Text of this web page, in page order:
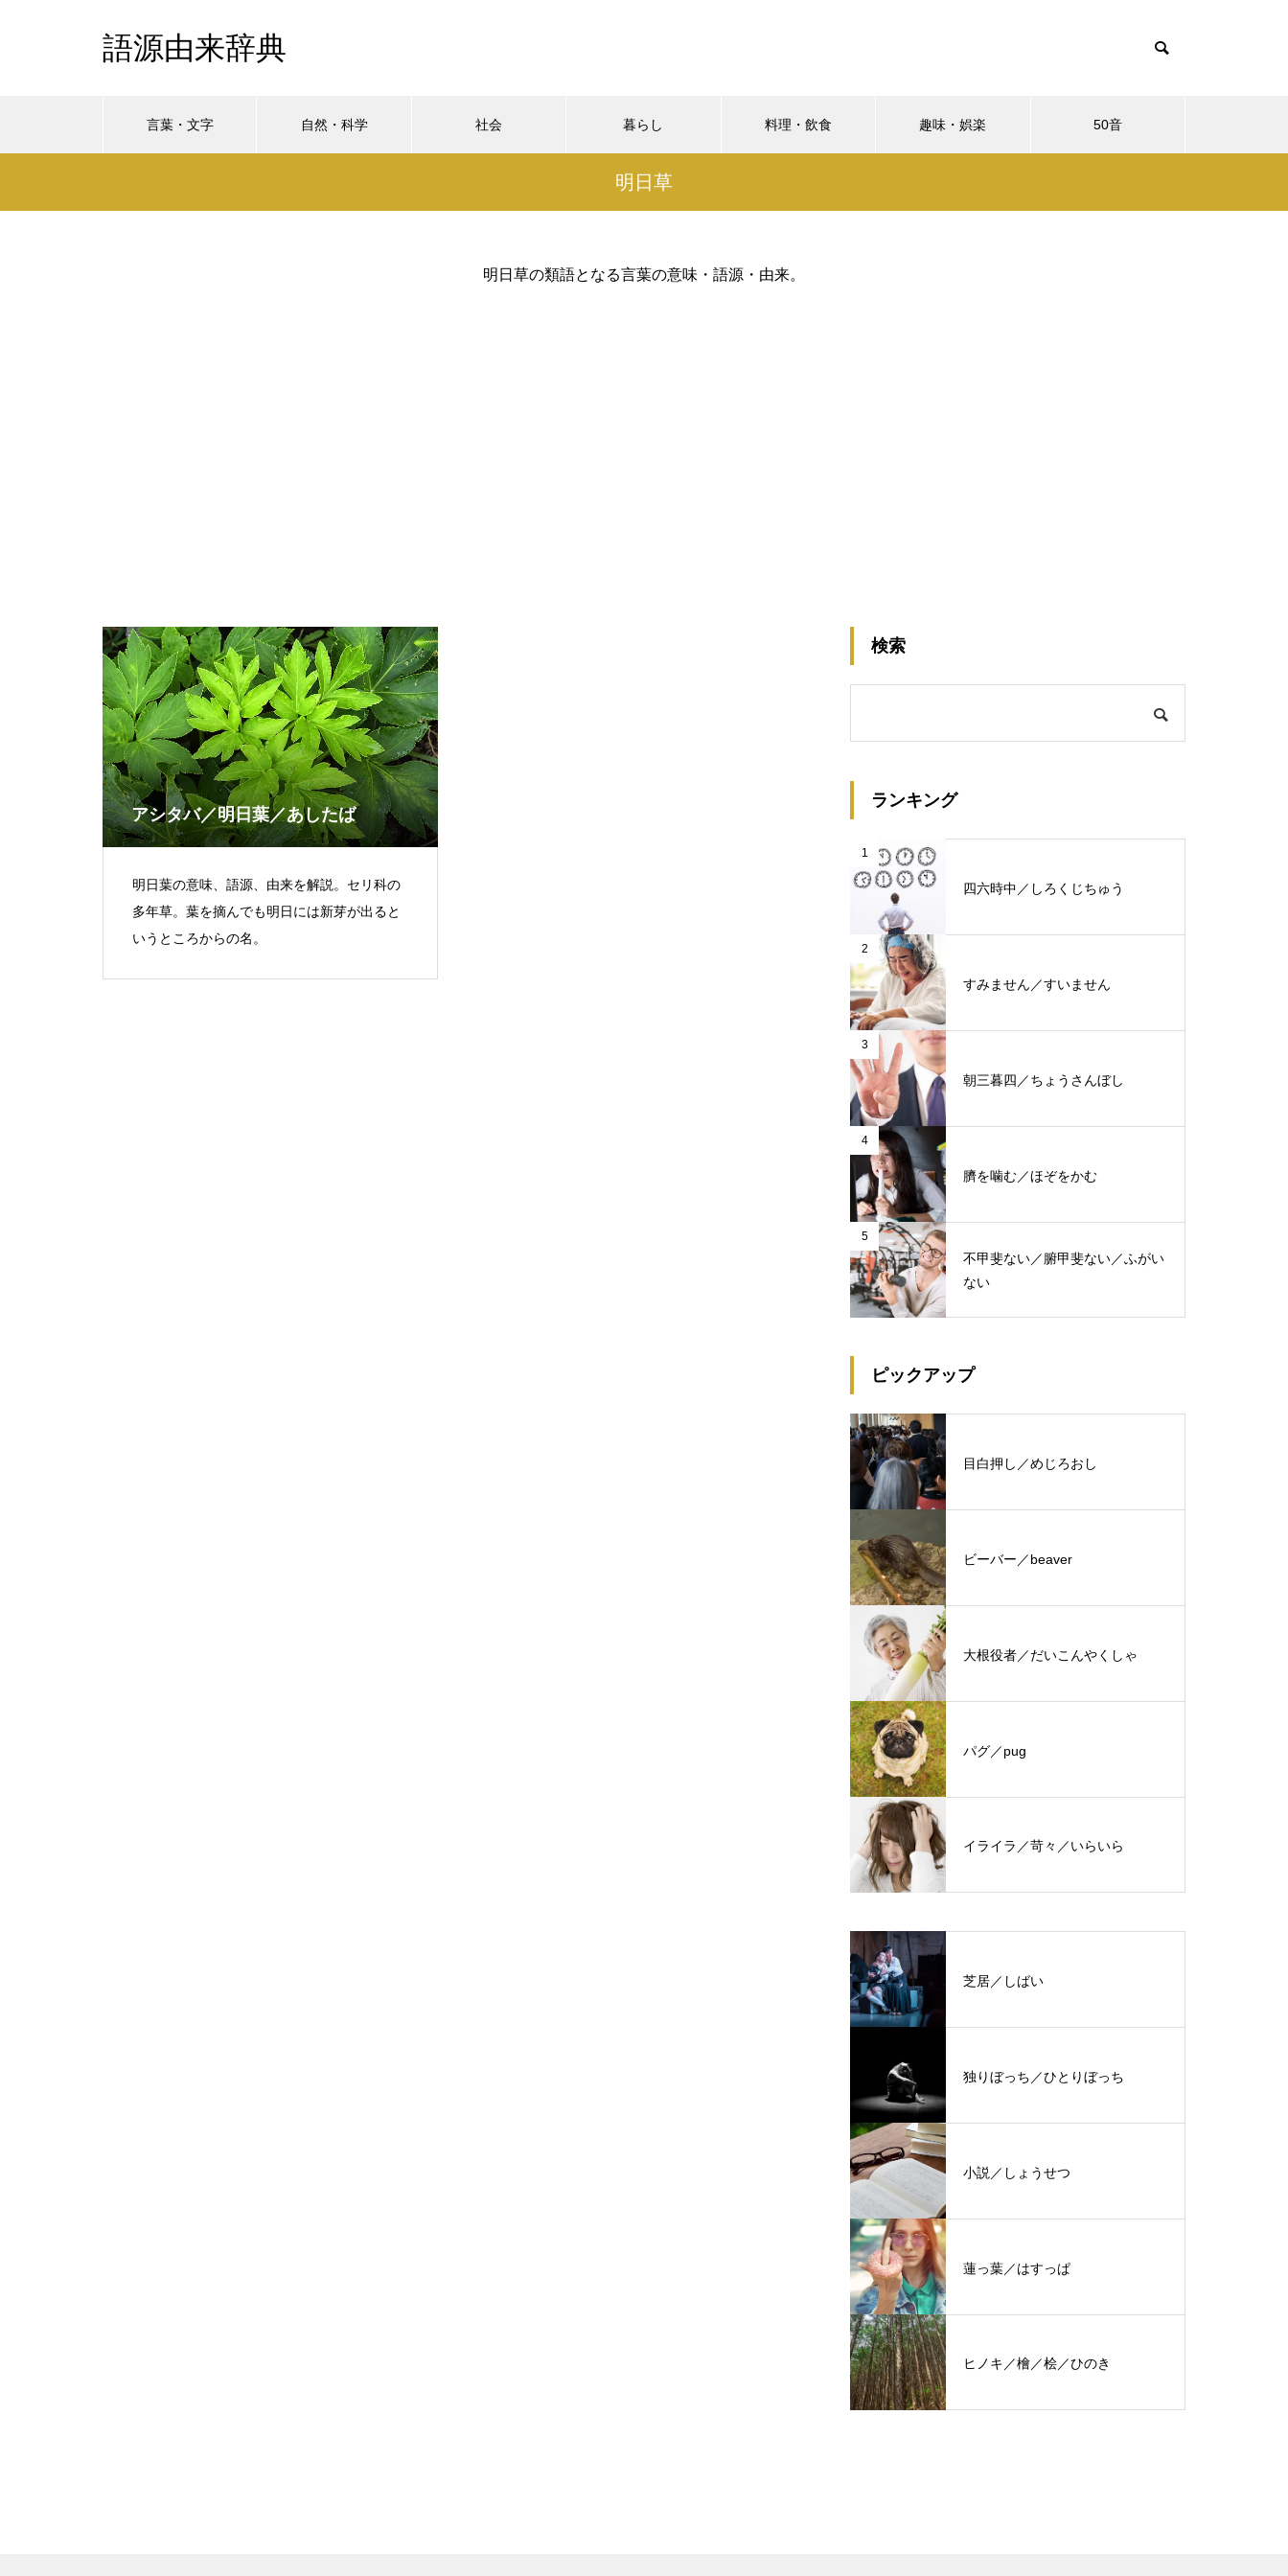
語源由来辞典
言葉・文字 自然・科学 社会 暮らし 料理・飲食 趣味・娯楽 50音
明日草
明日草の類語となる言葉の意味・語源・由来。
アシタバ／明日葉／あしたば
明日葉の意味、語源、由来を解説。セリ科の
多年草。葉を摘んでも明日には新芽が出ると
いうところからの名。
検索
ランキング
1
四六時中／しろくじちゅう
2
すみません／すいません
3
朝三暮四／ちょうさんぼし
4
臍を噛む／ほぞをかむ
5
不甲斐ない／腑甲斐ない／ふがい
ない
ピックアップ
目白押し／めじろおし
ビーバー／beaver
大根役者／だいこんやくしゃ
パグ／pug
イライラ／苛々／いらいら
芝居／しばい
独りぼっち／ひとりぼっち
小説／しょうせつ
蓮っ葉／はすっぱ
ヒノキ／檜／桧／ひのき